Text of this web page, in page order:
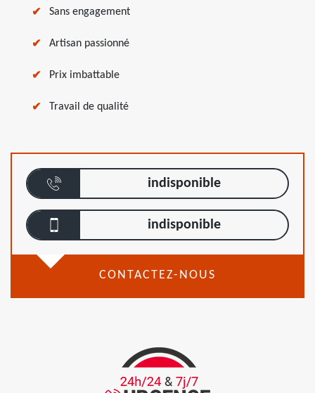
Sans engagement
Artisan passionné
Prix imbattable
Travail de qualité
indisponible
indisponible
CONTACTEZ-NOUS